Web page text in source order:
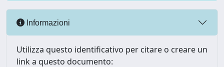
Informazioni
Utilizza questo identificativo per citare o creare un
link a questo documento: